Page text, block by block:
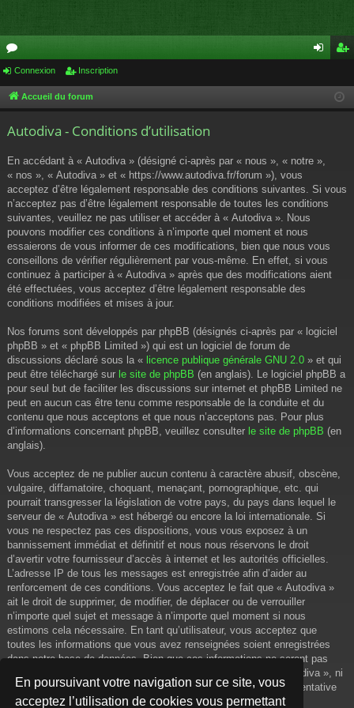
En poursuivant votre navigation sur ce site, vous
acceptez l’utilisation de cookies vous permettant
or
u cri
Connexion Inscription
Accueil du forum
Autodiva - Conditions d’utilisation
En accédant à « Autodiva » (désigné ci-après par « nous », « notre »,
« nos », « Autodiva » et « https://www.autodiva.fr/forum »), vous
acceptez d’être légalement responsable des conditions suivantes. Si vous
n’acceptez pas d’être légalement responsable de toutes les conditions
suivantes, veuillez ne pas utiliser et accéder à « Autodiva ». Nous
pouvons modifier ces conditions à n’importe quel moment et nous
essaierons de vous informer de ces modifications, bien que nous vous
conseillons de vérifier régulièrement par vous-même. En effet, si vous
continuez à participer à « Autodiva » après que des modifications aient
été effectuées, vous acceptez d’être légalement responsable des
conditions modifiées et mises à jour.
Nos forums sont développés par phpBB (désignés ci-après par « logiciel
phpBB » et « phpBB Limited ») qui est un logiciel de forum de
discussions déclaré sous la « licence publique générale GNU 2.0 » et qui
peut être téléchargé sur le site de phpBB (en anglais). Le logiciel phpBB a
pour seul but de faciliter les discussions sur internet et phpBB Limited ne
peut en aucun cas être tenu comme responsable de la conduite et du
contenu que nous acceptons et que nous n’acceptons pas. Pour plus
d’informations concernant phpBB, veuillez consulter le site de phpBB (en
anglais).
Vous acceptez de ne publier aucun contenu à caractère abusif, obscène,
vulgaire, diffamatoire, choquant, menaçant, pornographique, etc. qui
pourrait transgresser la législation de votre pays, du pays dans lequel le
serveur de « Autodiva » est hébergé ou encore la loi internationale. Si
vous ne respectez pas ces dispositions, vous vous exposez à un
bannissement immédiat et définitif et nous nous réservons le droit
d’avertir votre fournisseur d’accès à internet et les autorités officielles.
L’adresse IP de tous les messages est enregistrée afin d’aider au
renforcement de ces conditions. Vous acceptez le fait que « Autodiva »
ait le droit de supprimer, de modifier, de déplacer ou de verrouiller
n’importe quel sujet et message à n’importe quel moment si nous
estimons cela nécessaire. En tant qu’utilisateur, vous acceptez que
toutes les informations que vous avez renseignées soient enregistrées
dans notre base de données. Bien que ces informations ne seront pas
diffusées à une tierce partie sans votre consentement, ni « Autodiva », ni
phpBB, ne pourront être tenus comme responsables en cas de tentative
de piratage informatique visant à compromettre vos données.